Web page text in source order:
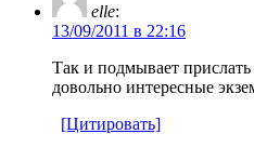
elle:
13/09/2011 в 22:16
Так и подмывает
довольно интересные
[Цитировать]